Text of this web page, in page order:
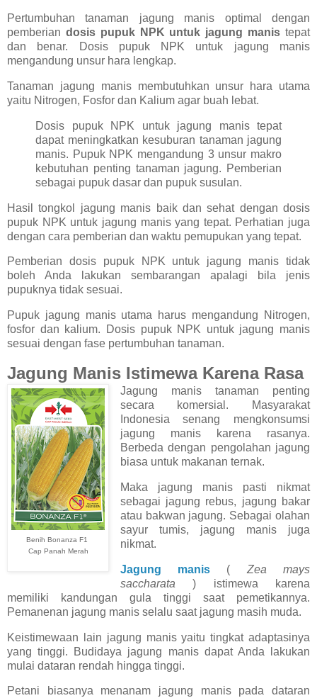
Pertumbuhan tanaman jagung manis optimal dengan
pemberian dosis pupuk NPK untuk jagung manis tepat
dan benar. Dosis pupuk NPK untuk jagung manis
mengandung unsur hara lengkap.
Tanaman jagung manis membutuhkan unsur hara utama
yaitu Nitrogen, Fosfor dan Kalium agar buah lebat.
Dosis pupuk NPK untuk jagung manis tepat
dapat meningkatkan kesuburan tanaman jagung
manis. Pupuk NPK mengandung 3 unsur makro
kebutuhan penting tanaman jagung. Pemberian
sebagai pupuk dasar dan pupuk susulan.
Hasil tongkol jagung manis baik dan sehat dengan dosis
pupuk NPK untuk jagung manis yang tepat. Perhatian juga
dengan cara pemberian dan waktu pemupukan yang tepat.
Pemberian dosis pupuk NPK untuk jagung manis tidak
boleh Anda lakukan sembarangan apalagi bila jenis
pupuknya tidak sesuai.
Pupuk jagung manis utama harus mengandung Nitrogen,
fosfor dan kalium. Dosis pupuk NPK untuk jagung manis
sesuai dengan fase pertumbuhan tanaman.
Jagung Manis Istimewa Karena Rasa
Benih Bonanza F1
Cap Panah Merah
Jagung manis tanaman penting
secara komersial. Masyarakat
Indonesia senang mengkonsumsi
jagung manis karena rasanya.
Berbeda dengan pengolahan jagung
biasa untuk makanan ternak.
Maka jagung manis pasti nikmat
sebagai jagung rebus, jagung bakar
atau bakwan jagung. Sebagai olahan
sayur tumis, jagung manis juga
nikmat.
Jagung manis ( Zea mays
saccharata) istimewa karena
memiliki kandungan gula tinggi saat pemetikannya.
Pemanenan jagung manis selalu saat jagung masih muda.
Keistimewaan lain jagung manis yaitu tingkat adaptasinya
yang tinggi. Budidaya jagung manis dapat Anda lakukan
mulai dataran rendah hingga tinggi.
Petani biasanya menanam jagung manis pada dataran